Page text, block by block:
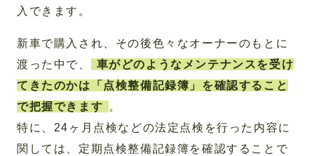
入できます。
新車で購入され、その後色々なオーナーのもとに
渡った中で、
車がどのようなメンテナンスを受け
てきたのかは「点検整備記録簿」を確認すること
で把握できます 。
特に、24ヶ月点検などの法定点検を行った内容に
関しては、定期点検整備記録簿を確認することで